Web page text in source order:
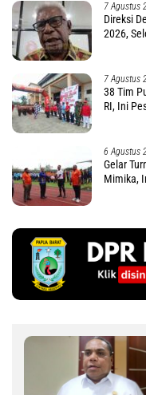
7 Agustus
Direksi
2026,
7 Agustus
38 Tim
RI, Ini
6 Agustus
Gelar
Mimika,